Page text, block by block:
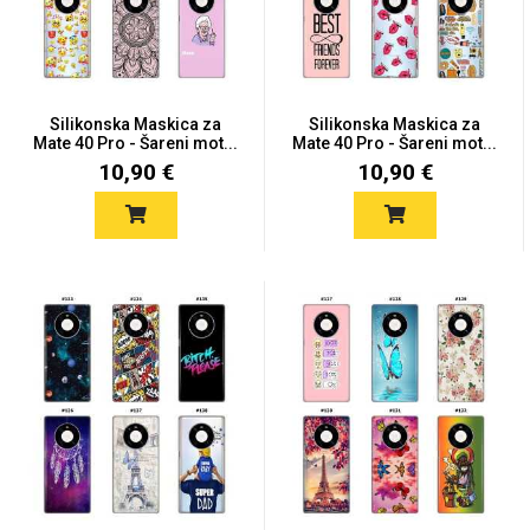
Silikonska Maskica za
Mate 40 Pro - Šareni mot...
10,90 €
Silikonska Maskica za
Mate 40 Pro - Šareni mot...
10,90 €
Love motivi I Need Some Space
Quotes Collection Cirkus